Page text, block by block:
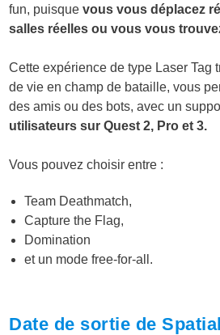
fun, puisquevous vous déplacez
salles réelles ou vous vous
Cette expérience de type Laser Tag
de vie en champ de bataille, vous
des amis ou des bots, avec un
utilisateurs sur Quest 2, Pro et 3.
Vous pouvez choisir entre :
Team Deathmatch,
Capture the Flag,
Domination
et un mode free-for-all.
Date de sortie de